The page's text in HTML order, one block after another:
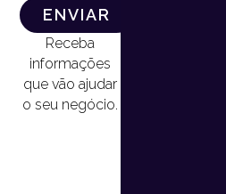
ENVIAR
Receba
informações
que vão ajudar
o seu negócio.